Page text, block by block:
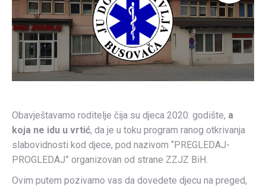
Obavještavamo roditelje čija su djeca 2020. godište, a
koja ne idu u vrtić, da je u toku program ranog otkrivanja
slabovidnosti kod djece, pod nazivom “PREGLEDAJ-
PROGLEDAJ” organizovan od strane ZZJZ BiH.
Ovim putem pozivamo vas da dovedete djecu na preged,